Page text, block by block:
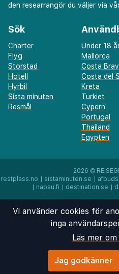
den researrangör du väljer via
Sök
Charter
Flyg
Storstad
Hotell
Hyrbil
Sista minuten
Resmål
Under 18
Mallorca
Costa
Costa del
Kreta
Turkiet
Cypern
Portugal
Thailand
Egypten
2026 ©
restplass.no
sistaminuten.se
napsu.fi destination.se
Vi använder cookies för
inga
Läs mer
Jag godkänner